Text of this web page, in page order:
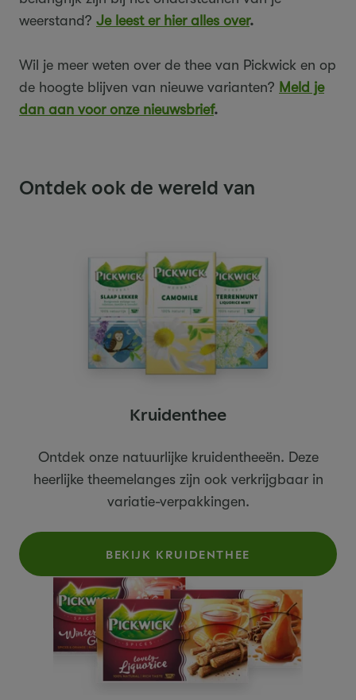
weerstand? Je leest er hier alles over.
Wil je meer weten over de thee van Pickwick en op
de hoogte blijven van nieuwe varianten? Meld je
dan aan voor onze nieuwsbrief.
Ontdek ook de wereld van
Kruidenthee
Ontdek onze natuurlijke kruidentheeën. Deze
heerlijke theemelanges zijn ook verkrijgbaar in
variatie-verpakkingen.
BEKIJK KRUIDENTHEE